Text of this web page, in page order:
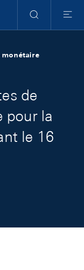
RechercheMenu
de
pour la
le 16